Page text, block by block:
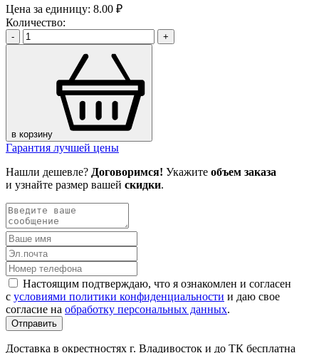
Цена за единицу: 8.00 ₽
Количество:
- +
в корзину
Гарантия лучшей цены
Нашли дешевле? Договоримся! Укажите объем заказа
и узнайте размер вашей скидки.
Настоящим подтверждаю, что я ознакомлен и согласен
с условиями политики конфиденциальности и даю свое
согласие на обработку персональных данных.
Отправить
Доставка в окрестностях г. Владивосток и до ТК бесплатна